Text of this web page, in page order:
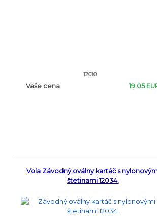
12010
Vaše cena 19.05
Vola Závodný oválny kartáč s
štetinami 12034.